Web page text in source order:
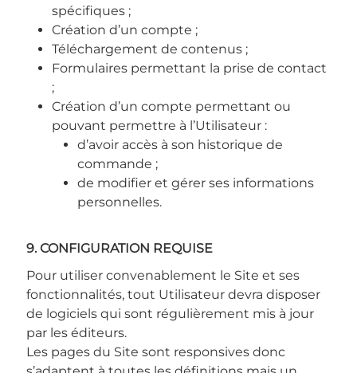
spécifiques ;
Création d’un compte ;
Téléchargement de contenus ;
Formulaires permettant la prise de contact
;
Création d’un compte permettant ou
pouvant permettre à l’Utilisateur :
d’avoir accès à son historique de
commande ;
de modifier et gérer ses informations
personnelles.
9. CONFIGURATION REQUISE
Pour utiliser convenablement le Site et ses
fonctionnalités, tout Utilisateur devra disposer
de logiciels qui sont régulièrement mis à jour
par les éditeurs.
Les pages du Site sont responsives donc